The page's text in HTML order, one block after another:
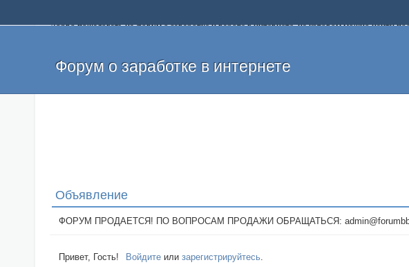
Добро пожаловать на форум о заработке и работе в интернете, на котором можно найти
и оставлять свои отзывы. Если вы знаете, что определенный проект или сайт не платит,
легкие деньги без вложений и регистрации уже сегодня. Создавайте новые темы,
Форум о заработке в интернете
Объявление
ФОРУМ ПРОДАЕТСЯ! ПО ВОПРОСАМ ПРОДАЖИ ОБРАЩАТЬСЯ: admin@forumbb.ru,
Привет, Гость! Войдите илизарегистрируйтесь.